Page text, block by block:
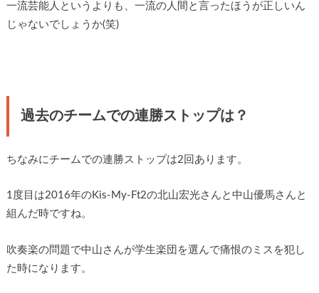
一流芸能人というよりも、一流の人間と言ったほうが正しいん
じゃないでしょうか(笑)
過去のチームでの連勝ストップは？
ちなみにチームでの連勝ストップは2回あります。
1度目は2016年のKis-My-Ft2の北山宏光さんと中山優馬さんと
組んだ時ですね。
吹奏楽の問題で中山さんが学生楽団を選んで痛恨のミスを犯し
た時になります。